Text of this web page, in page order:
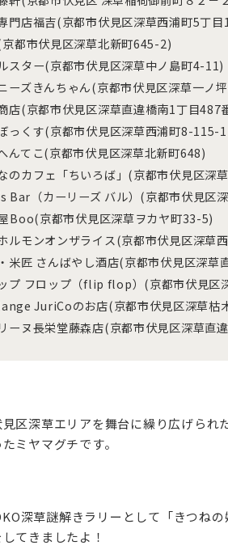
門店福吉(京都市伏見区深草西浦町5丁目
京都市伏見区深草北新町645-2)
スター(京都市伏見区深草中ノ島町4-11)
ーズきんちゃん(京都市伏見区深草一ノ
店(京都市伏見区深草直違橋南1丁目487
ぼっくす(京都市伏見区深草西浦町8-115-
んてこ(京都市伏見区深草北新町648)
のカフェ「ちいろば」(京都市伏見区深
Bar（カーリーズ バル）(京都市伏見区
屋Boo(京都市伏見区深草ヲカヤ町33-5)
ホルモンオンザライス(京都市伏見区深草
米匠 さんばやし酒店(京都市伏見区深草
ップ フロップ（flip flop）(京都市伏見区
JuriCoのお店(京都市伏見区深草枯
ーヌ長栄堂藤森店(京都市伏見区深草直
区深草エリアを舞台に繰り広げられ
ミヤマグチです。
深草謎解きラリーとして「きつね
てきましたよ！